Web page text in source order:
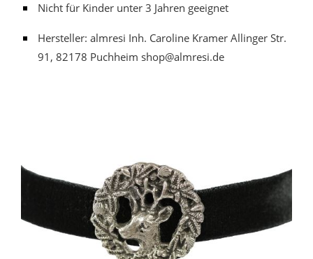
Nicht für Kinder unter 3 Jahren geeignet
Hersteller: almresi Inh. Caroline Kramer Allinger Str.
91, 82178 Puchheim shop@almresi.de